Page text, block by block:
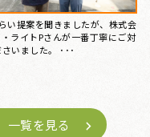
と、雨の日に雨漏りして、ホ
ジで探して電話しました。 見
覧を見る